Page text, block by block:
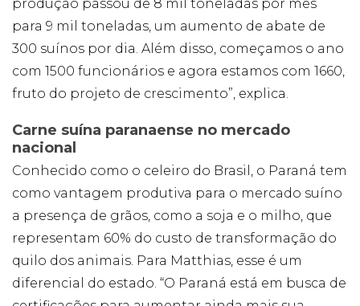
produção passou de 8 mil toneladas por mês
para 9 mil toneladas, um aumento de abate de
300 suínos por dia. Além disso, começamos o ano
com 1500 funcionários e agora estamos com 1660,
fruto do projeto de crescimento”, explica.
Carne suína paranaense no mercado
nacional
Conhecido como o celeiro do Brasil, o Paraná tem
como vantagem produtiva para o mercado suíno
a presença de grãos, como a soja e o milho, que
representam 60% do custo de transformação do
quilo dos animais. Para Matthias, esse é um
diferencial do estado. “O Paraná está em busca de
site, você
aumenta a
chance de ver
conteúdo e
ofertas
personalizadas.